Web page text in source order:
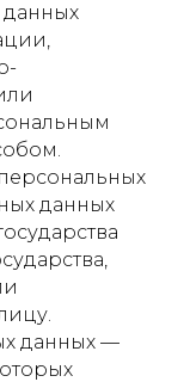
данных
данных —